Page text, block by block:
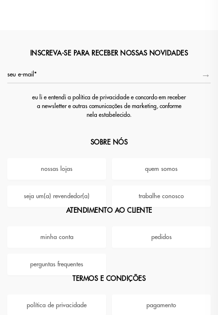
INSCREVA-SE PARA RECEBER NOSSAS NOVIDADES
eu li e entendi a política de privacidade e concordo em receber
a newsletter e outras comunicações de marketing, conforme
nela estabelecido.
SOBRE NÓS
nossas lojas quem somos
seja um(a) revendedor(a) trabalhe conosco
ATENDIMENTO AO CLIENTE
minha conta pedidos
perguntas frequentes
TERMOS E CONDIÇÕES
política de privacidade pagamento